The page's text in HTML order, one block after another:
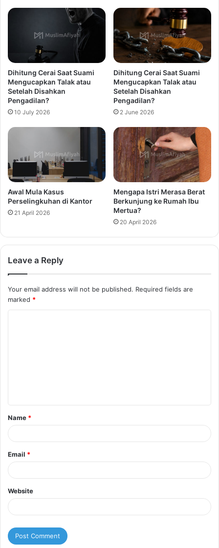
Dihitung Cerai Saat Suami
Mengucapkan Talak atau
Setelah Disahkan
Pengadilan?
10 July 2026
Dihitung Cerai Saat Suami
Mengucapkan Talak atau
Setelah Disahkan
Pengadilan?
2 June 2026
Awal Mula Kasus
Perselingkuhan di Kantor
21 April 2026
Mengapa Istri Merasa Berat
Berkunjung ke Rumah Ibu
Mertua?
20 April 2026
Leave a Reply
Your email address will not be published. Required fields are
marked *
t
*
Name *
Email *
Website